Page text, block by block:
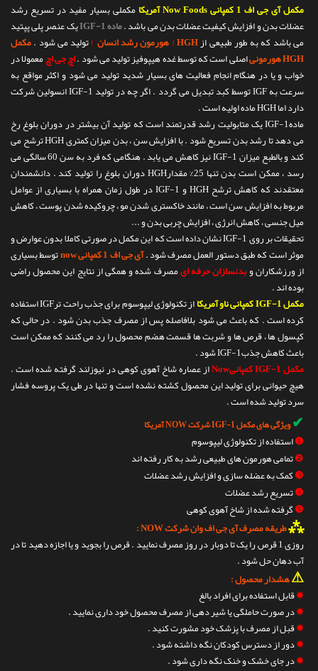
مکمل آی جی اف 1 کمپانی Now Foods آمریکا
مکملی بسیار مفید در تسریع رشد
عضلات بدن و افزایش کیفیت عضلات بدن می باشد .ماده IGF-1
یک عنصر پلی پپتید
می باشد که به طور طبیعی ازHGH
(هورمون رشد انسان )تولید می شود .مکمل
HGH هورمونی
اصلی است که توسط غده هیپوفیز تولید می شود .اچ جی اچمعمولا در
خواب و یا در هنگام انجام فعالیت های بسیار شدید تولید می شود و اکثر مواقع به
سرعت به IGF توسط کبد تبدیل می گردد . اگر چه در تولید IGF-1 انسولین شرکت
دارد اما HGH ماده اولیه است .
مادهIGF-1 یک متابولیت رشد قدرتمند است که تولید آن بیشتر در دوران بلوغ رخ
می دهد تا رشد بدن تسریع شود . با افزایش سن ، بدن میزان کمتری HGH ترشح می
کند و بالطبع میزان IGF-1 نیز کاهش می یابد . هنگامی که فرد به سن 60 سالگی می
رسد ، ممکن است بدن تنها 25% مقدارHGH دوران بلوغ را تولید کند . دانشمندان
معتقدند که کاهش ترشح HGH و IGF-1 در طول زمان همراه با بسیاری از عوامل
مربوط به افزایش سن است ، مانند خاکستری شدن مو ، چروکیده شدن پوست ، کاهش
میل جنسی ، کاهش انرژی ، افزایش چربی بدن و ...
تحقیقات بر روی IGF-1 نشان داده است که این مکمل در صورتی کاملا بدون عوارض و
موثر است که طبق دستور العمل مصرف شود .آی جی اف 1 کمپانی now
توسط بسیاری
از ورزشکاران وبدنسازان حرفه ایمصرف شده و همگی از نتایج این محصول راضی
بوده اند .
مکمل IGF-1 کمپانی ناو آمریکا
از تکنولوژی لیپوسوم برای جذب راحت ترIGF استفاده
کرده است . که باعث می شود بلافاصله پس از مصرف جذب بدن شود . در حالی که
کپسول ها ، قرص ها و شربت ها قسمت هضم محصول را رد می کنند که ممکن است
باعث کاهش جذبIGF-1 شود .
مکمل IGF-1 کمپانیNow
از عصاره شاخ آهوی کوهی در نیوزلند گرفته شده است .
هیچ حیوانی برای تولید این محصول کشته نشده است و تنها در طی یک پروسه فشار
سرد تولید شده است .
✔ویژگی های مکمل IGF-1 شرکت NOW آمریکا
❶استفاده از تکنولوژی لیپوسوم
❷تمامی هورمون های طبیعی رشد به کار رفته اند
❸کمک به عضله سازی و افزایش رشد عضلات
❹تسریع رشد عضلات
❺گرفته شده از شاخ آهوی کوهی
⁂طریقه مصرف آی جی اف وان شرکت NOW :
روزی 1 قرص را یک تا دوبار در روز مصرف نمایید . قرص را بجوید و یا اجازه دهید تا در
آب دهان حل شود .
⚠هشدار محصول :
✵قابل استفاده برای افراد بالغ
✵در صورت حاملگی یا شیر دهی از مصرف محصول خود داری نمایید .
✵قبل از مصرف با پزشک خود مشورت کنید .
✵دور از دسترس کودکان نگه داشته شود .
✵در جای خشک و خنک نگه داری شود .